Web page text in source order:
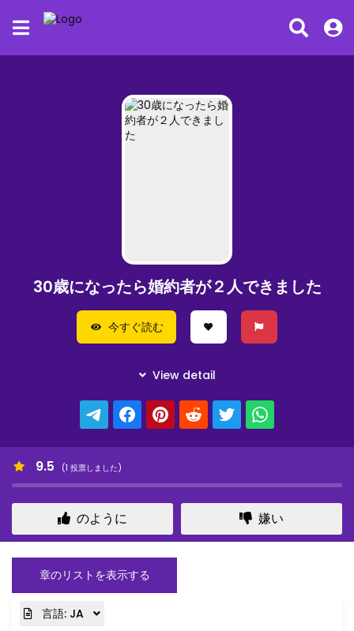
30歳になったら婚約者が２人できました
今すぐ読む
9.5 (1 投票しました)
のように 嫌い
章のリストを表示する
言語: JA